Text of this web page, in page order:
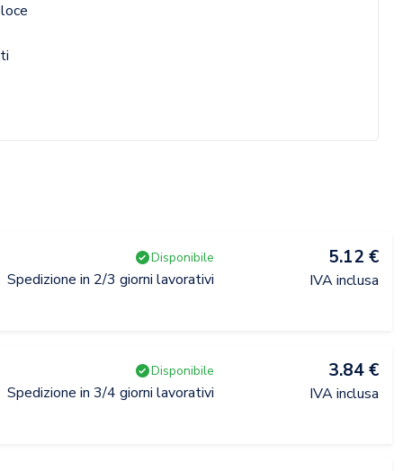
Disponibile
Spedizione in 2/3 giorni lavorativi
5.12 €
IVA inclusa
Disponibile
Spedizione in 3/4 giorni lavorativi
3.84 €
IVA inclusa